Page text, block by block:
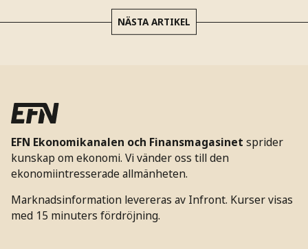
NÄSTA ARTIKEL
EFN Ekonomikanalen och Finansmagasinet sprider
kunskap om ekonomi. Vi vänder oss till den
ekonomiintresserade allmänheten.
Marknadsinformation levereras av Infront. Kurser visas
med 15 minuters fördröjning.